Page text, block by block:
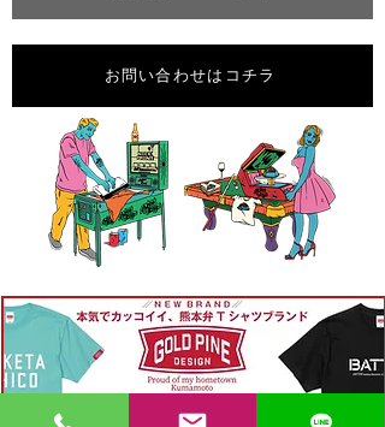
お問い合わせはコチラ